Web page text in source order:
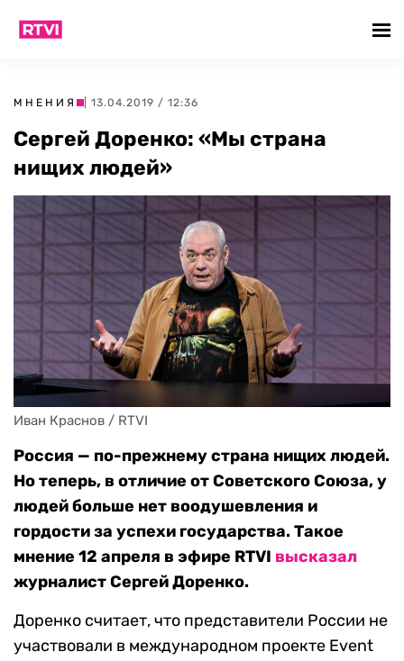
МНЕНИЯ | 13.04.2019 / 12:36
Сергей Доренко: «Мы страна
нищих людей»
Иван Краснов / RTVI
Россия — по-прежнему страна нищих людей.
Но теперь, в отличие от Советского Союза, у
людей больше нет воодушевления и
гордости за успехи государства. Такое
мнение 12 апреля в эфире RTVI высказал
журналист Сергей Доренко.
Доренко считает, что представители России не
участвовали в международном проекте Event